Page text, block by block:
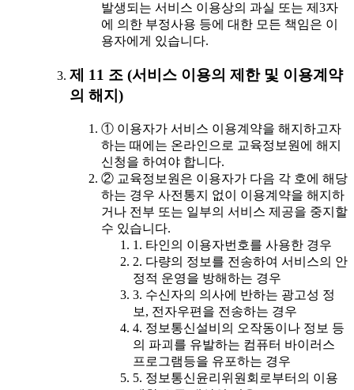
발생되는 서비스 이용상의 과실 또는 제3자
에 의한 부정사용 등에 대한 모든 책임은 이
용자에게 있습니다.
제 11 조 (서비스 이용의 제한 및 이용계약
의 해지)
① 이용자가 서비스 이용계약을 해지하고자
하는 때에는 온라인으로 교육정보원에 해지
신청을 하여야 합니다.
② 교육정보원은 이용자가 다음 각 호에 해당
하는 경우 사전통지 없이 이용계약을 해지하
거나 전부 또는 일부의 서비스 제공을 중지할
수 있습니다.
1. 타인의 이용자번호를 사용한 경우
2. 다량의 정보를 전송하여 서비스의 안
정적 운영을 방해하는 경우
3. 수신자의 의사에 반하는 광고성 정
보, 전자우편을 전송하는 경우
4. 정보통신설비의 오작동이나 정보 등
의 파괴를 유발하는 컴퓨터 바이러스
프로그램등을 유포하는 경우
5. 정보통신윤리위원회로부터의 이용